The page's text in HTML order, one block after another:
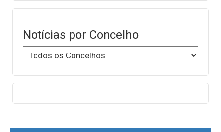
Notícias por Concelho